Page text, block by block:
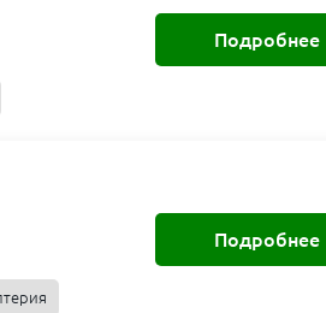
Подробнее
Подробнее